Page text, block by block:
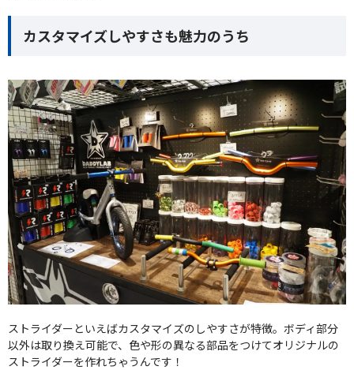
カスタマイズしやすさも魅力のうち
ストライダーといえばカスタマイズのしやすさが特徴。ボディ部分
以外は取り換え可能で、色や形の異なる部品をつけてオリジナルの
ストライダーを作れちゃうんです！